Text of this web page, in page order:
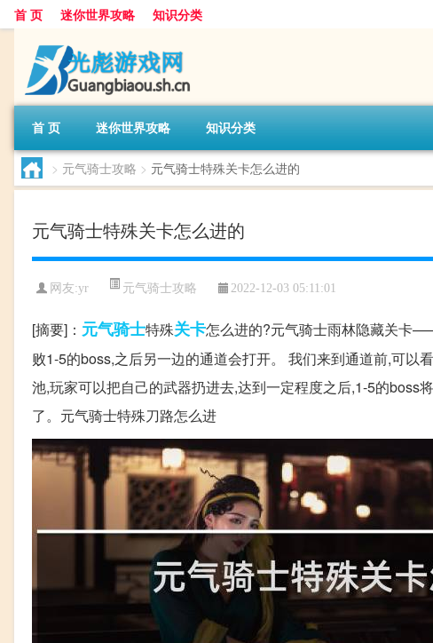
首 页 迷你世界攻略 知识分类
首 页 迷你世界攻略 知识分类
> 元气骑士攻略 > 元气骑士特殊关卡怎么进的
元气骑士特殊关卡怎么进的
网友:yr 元气骑士攻略 2022-12-03 05:11:01
[摘要]： 元气骑士特殊关卡怎么进的?元气骑士雨林隐藏关卡
败1-5的boss,之后另一边的通道会打开。 我们来到通道前,可
池,玩家可以把自己的武器扔进去,达到一定程度之后,1-5的boss
了。元气骑士特殊刀路怎么进